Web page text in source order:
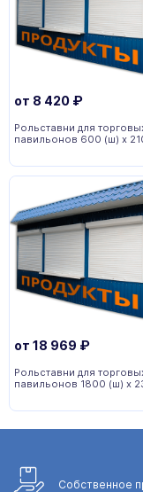
от 8 420 ₽
Рольставни для
павильонов 600 (ш) х
от 18 969 ₽
Рольставни для
павильонов 1800 (ш) х
Собственное